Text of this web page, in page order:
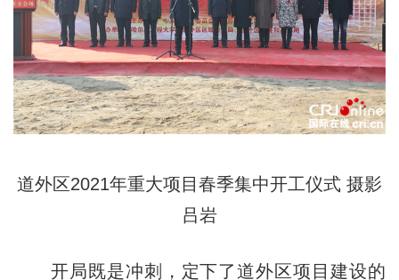
道外区2021年重大项目春季集中开工仪式 摄影
吕岩
开局既是冲刺，定下了道外区项目建设的